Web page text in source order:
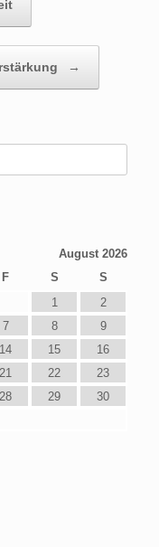
→
August 2026
F S
S
1
2
7 8
9
14 15
16
21 22
23
28 29
30